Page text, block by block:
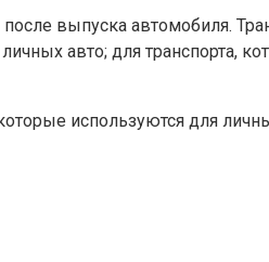
выпуска автомобиля.
авто; для транспорта,
используются для